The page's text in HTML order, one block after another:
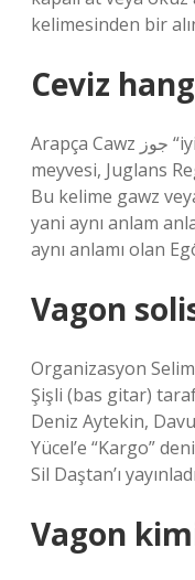
kelimesinden bir
Ceviz
Arapça Cawz جوز “iyi bilinen ağaç ve sert kabuk
meyvesi, Juglans
Bu kelime gawz
yani aynı anlam
Vagon
Organizasyon
Şişli (bas gitar)
Deniz Aytekin,
Yücel’e “Kargo”
Sil Daştan’ı
Vagon